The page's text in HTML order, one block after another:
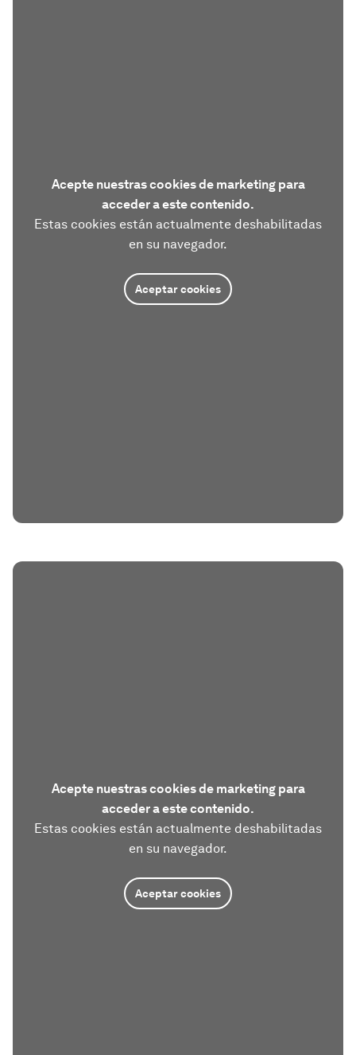
Acepte nuestras cookies de marketing para
acceder a este contenido.
Estas cookies están actualmente deshabilitadas
en su navegador.
Aceptar cookies
Acepte nuestras cookies de marketing para
acceder a este contenido.
Estas cookies están actualmente deshabilitadas
en su navegador.
Aceptar cookies